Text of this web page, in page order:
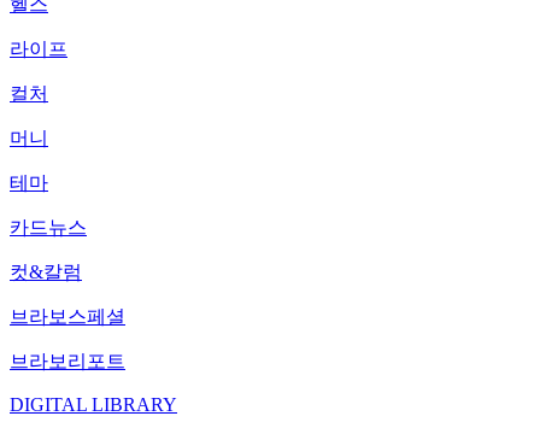
헬스
라이프
컬처
머니
테마
카드뉴스
컷&칼럼
브라보스페셜
브라보리포트
DIGITAL LIBRARY